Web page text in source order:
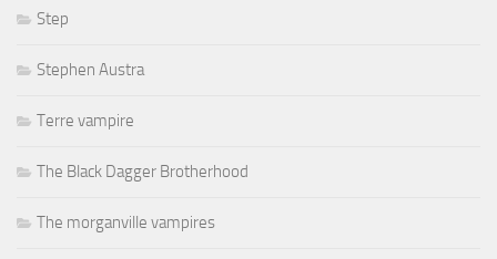
Step
Stephen Austra
Terre vampire
The Black Dagger Brotherhood
The morganville vampires